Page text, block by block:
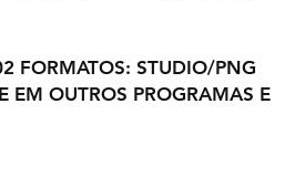
FORMATOS: STUDIO/PNG
EM OUTROS PROGRAMAS E